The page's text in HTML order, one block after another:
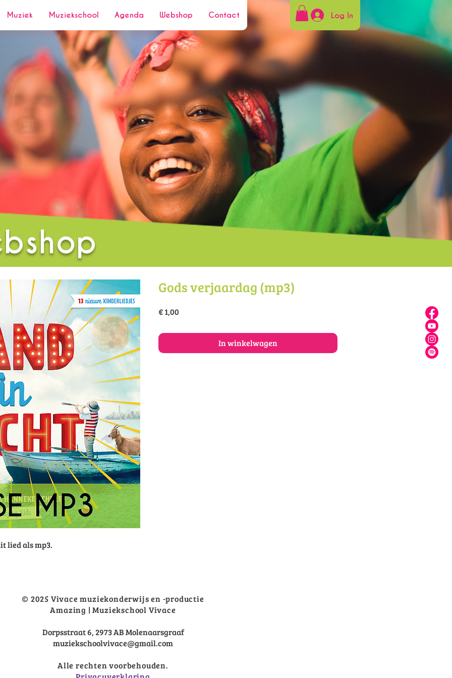
Muziek Muziekschool Agenda Webshop Contact Log In
lied als mp3.
Gods verjaardag (mp3)
€ 1,00
In winkelwagen
© 2025 Vivace muziekonderwijs en -productie
Amazing | Muziekschool Vivace
Dorpsstraat 6, 2973 AB Molenaarsgraaf
muziekschoolvivace@gmail.com
Alle rechten voorbehouden.